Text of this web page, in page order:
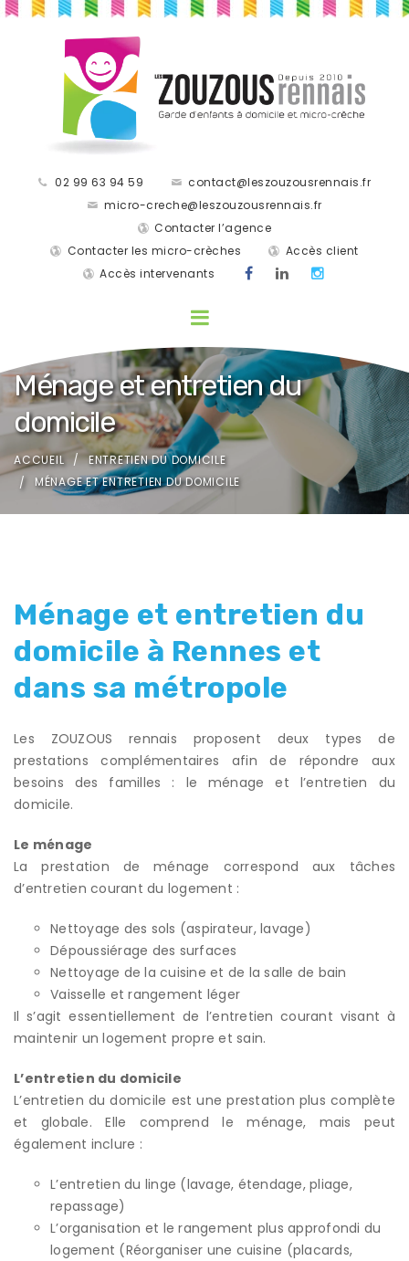
02 99 63 94 59
contact@leszouzousrennais.fr
micro-creche@leszouzousrennais.fr
Contacter l’agence
Contacter les micro-crèches
Accès client
Accès intervenants
Ménage et entretien du
domicile
ACCUEIL
ENTRETIEN DU DOMICILE
MÉNAGE ET ENTRETIEN DU DOMICILE
Ménage et entretien du
domicile à Rennes et
dans sa métropole
Les ZOUZOUS rennais proposent deux types de
prestations complémentaires afin de répondre aux
besoins des familles : le ménage et l’entretien du
domicile.
Le ménage
La prestation de ménage correspond aux tâches
d’entretien courant du logement :
Nettoyage des sols (aspirateur, lavage)
Dépoussiérage des surfaces
Nettoyage de la cuisine et de la salle de bain
Vaisselle et rangement léger
Il s’agit essentiellement de l’entretien courant visant à
maintenir un logement propre et sain.
L’entretien du domicile
L’entretien du domicile est une prestation plus complète
et globale. Elle comprend le ménage, mais peut
également inclure :
L’entretien du linge (lavage, étendage, pliage,
repassage)
L’organisation et le rangement plus approfondi du
logement (Réorganiser une cuisine (placards,